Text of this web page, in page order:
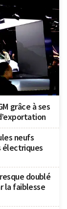
grâce à ses
neufs
électriques
doublé
la faiblesse